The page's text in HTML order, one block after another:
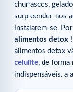
churrascos,
surpreender-nos
instalarem-se.
alimentos detox
alimentos detox
celulite, de forma
indispensáveis, a